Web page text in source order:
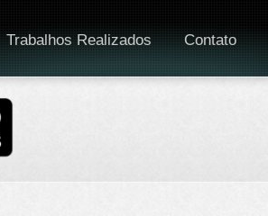
Trabalhos Realizados Contato